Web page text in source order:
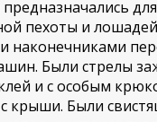
пехоты и
наконечниками
Были стрелы
и с особым
крыши. Были